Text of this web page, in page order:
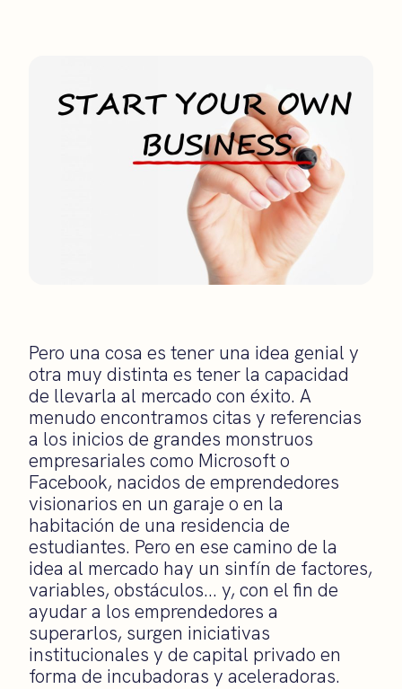
Pero una cosa es tener una idea genial y
otra muy distinta es tener la capacidad
de llevarla al mercado con éxito. A
menudo encontramos citas y referencias
a los inicios de grandes monstruos
empresariales como Microsoft o
Facebook, nacidos de emprendedores
visionarios en un garaje o en la
habitación de una residencia de
estudiantes. Pero en ese camino de la
idea al mercado hay un sinfín de factores,
variables, obstáculos… y, con el fin de
ayudar a los emprendedores a
superarlos, surgen iniciativas
institucionales y de capital privado en
forma de incubadoras y aceleradoras.